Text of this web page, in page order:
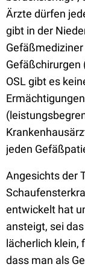
Ärzte dürfen
gibt in der
Gefäßchirurgen
OSL gibt es
jeden
Angesichts der
entwickelt hat
ansteigt, sei
lächerlich klein,
dass man als